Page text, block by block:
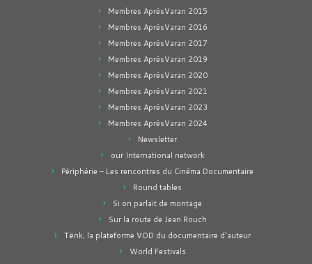
Membres AprèsVaran 2015
Membres AprèsVaran 2016
Membres AprèsVaran 2017
Membres AprèsVaran 2019
Membres AprèsVaran 2020
Membres AprèsVaran 2021
Membres AprèsVaran 2023
Membres AprèsVaran 2024
Newsletter
our International network
Périphérie – Les rencontres du Cinéma Documentaire
Round tables
Si on parlait de montage
Sur la route de Jean Rouch
Tënk, la plateforme VOD du documentaire d'auteur
World Festivals